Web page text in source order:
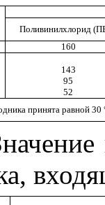
Поливинилхлорид
160
143
95
52
принята равной 30